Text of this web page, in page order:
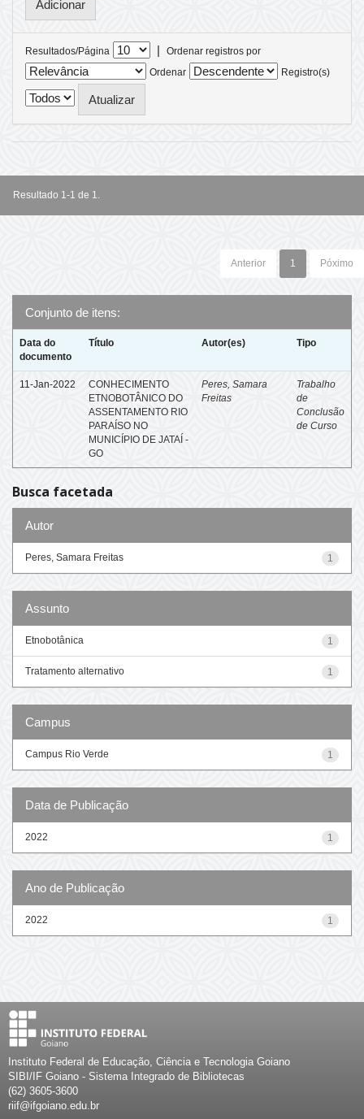
Resultados/Página |
Ordenar registros por
Ordenar
Registro(s)
Resultado 1-1 de 1.
Anterior 1 Póximo
Conjunto de itens:
Data do
documento
Título Autor(es) Tipo
11-Jan-2022
CONHECIMENTO
ETNOBOTÂNICO DO
ASSENTAMENTO RIO
PARAÍSO NO
MUNICÍPIO DE JATAÍ -
GO
Peres, Samara
Freitas
Trabalho
de
Conclusão
de Curso
Busca facetada
Autor
1
Peres, Samara Freitas
Assunto
1
Etnobotânica
1
Tratamento alternativo
Campus
1
Campus Rio Verde
Data de Publicação
1
2022
Ano de Publicação
1
2022
Instituto Federal de Educação, Ciência e Tecnologia Goiano
SIBI/IF Goiano - Sistema Integrado de Bibliotecas
(62) 3605-3600
riif@ifgoiano.edu.br